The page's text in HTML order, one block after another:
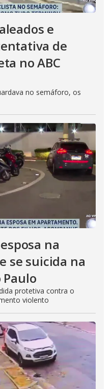
e
de
no ABC
no semáforo, os
na
se suicida na
Paulo
protetiva contra o
violento